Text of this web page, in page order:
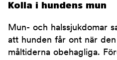
Kolla i hundens mun
Mun- och halssjukdomar
att hunden får ont när
måltiderna obehagliga.